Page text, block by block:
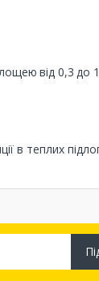
від 0,3 до
в теплих